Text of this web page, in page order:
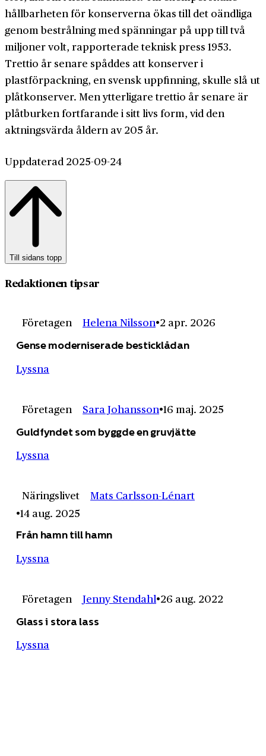
hållbarheten för konserverna ökas till det oändliga
genom bestrålning med spänningar på upp till två
miljoner volt, rapporterade teknisk press 1953.
Trettio år senare spåddes att konserver i
plastförpackning, en svensk uppfinning, skulle slå ut
plåtkonserver. Men ytterligare trettio år senare är
plåtburken fortfarande i sitt livs form, vid den
aktningsvärda åldern av 205 år.
Uppdaterad 2025-09-24
Till sidans topp
Redaktionen tipsar
Företagen Helena Nilsson 2 apr. 2026
Gense moderniserade besticklådan
Lyssna
Företagen Sara Johansson 16 maj. 2025
Guldfyndet som byggde en gruvjätte
Lyssna
Näringslivet
Mats Carlsson-Lénart
14 aug. 2025
Från hamn till hamn
Lyssna
Företagen Jenny Stendahl 26 aug. 2022
Glass i stora lass
Lyssna